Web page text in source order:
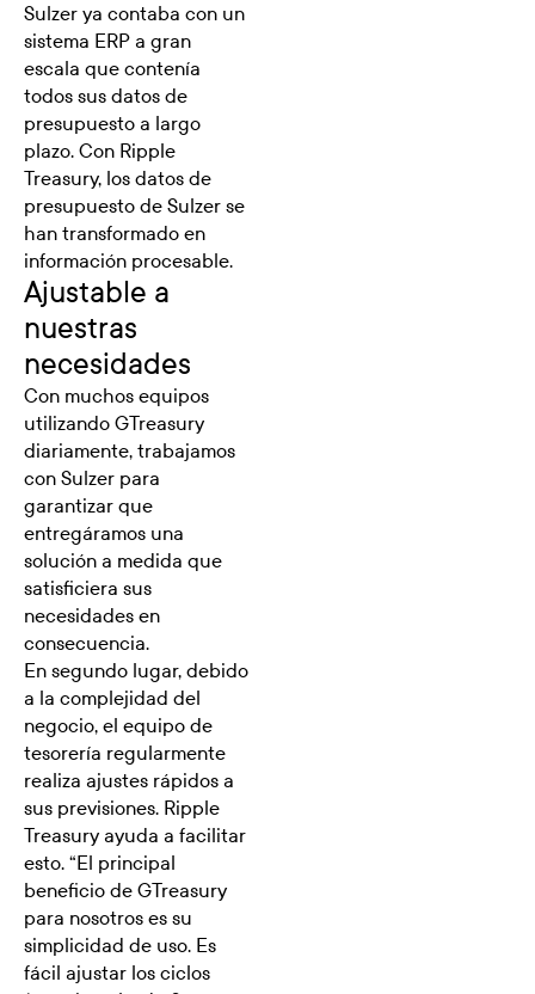
Sulzer ya contaba con un
sistema ERP a gran
escala que contenía
todos sus datos de
presupuesto a largo
plazo. Con Ripple
Treasury, los datos de
presupuesto de Sulzer se
han transformado en
información procesable.
Ajustable a
nuestras
necesidades
Con muchos equipos
utilizando GTreasury
diariamente, trabajamos
con Sulzer para
garantizar que
entregáramos una
solución a medida que
satisficiera sus
necesidades en
consecuencia.
En segundo lugar, debido
a la complejidad del
negocio, el equipo de
tesorería regularmente
realiza ajustes rápidos a
sus previsiones. Ripple
Treasury ayuda a facilitar
esto. “El principal
beneficio de GTreasury
para nosotros es su
simplicidad de uso. Es
fácil ajustar los ciclos